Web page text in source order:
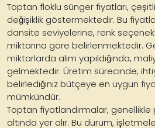
Toptan floklu sünger fiyatları,
değişiklik göstermektedir. Bu
dansite seviyelerine, renk
miktarına göre belirlenmektedir.
miktarlarda alım yapıldığında,
gelmektedir. Üretim sürecinde,
belirlediğiniz bütçeye en uygun
mümkündür.
Toptan fiyatlandırmalar, genellikle
altında yer alır. Bu durum,